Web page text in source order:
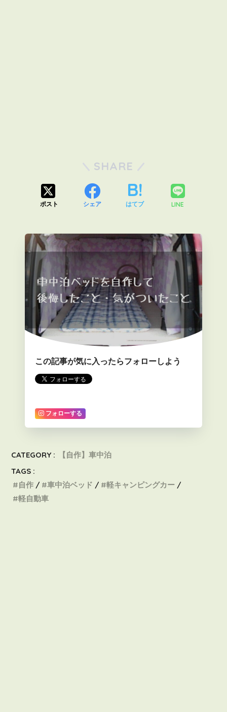
SHARE
ポスト シェア はてブ LINE
この記事が気に入ったらフォローしよう
フォローする
CATEGORY :
【自作】車中泊
TAGS :
自作
車中泊ベッド
軽キャンピングカー
軽自動車